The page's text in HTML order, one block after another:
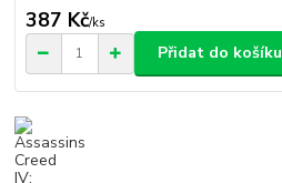
387 Kč/ks
Přidat do košíku